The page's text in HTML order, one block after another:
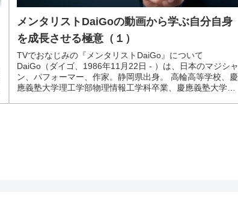
メンタリストDaiGoの動画から学ぶ自分自身
を成長させる極意（１）
TVでおなじみの『メンタリストDaiGo』について
DaiGo（ダイゴ、1986年11月22日 - ）は、日本のマジシャ
ン、パフォーマー、作家。静岡県出身。 高輪高等学校、慶
應義塾大学理工学部物理情報工学科卒業、慶應義塾大学大